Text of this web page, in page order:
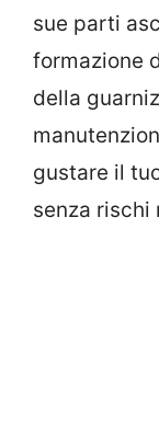
sue parti
formazione
della
gustare il
senza rischi